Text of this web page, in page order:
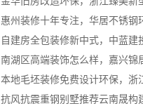
惠州装修十年专注，华居不锈钢
自建房全包装修新中式，中蓝建
抗风抗震重钢别墅推荐云南晟构